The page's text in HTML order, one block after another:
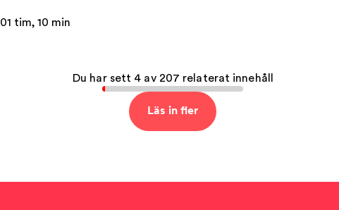
01 tim, 10 min
Du har sett 4 av 207 relaterat innehåll
Läs in fler